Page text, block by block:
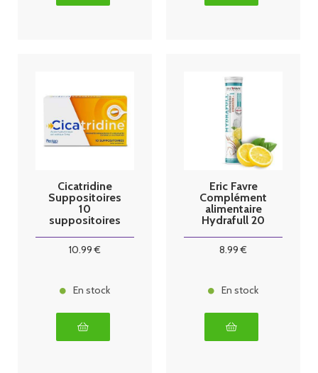
Cicatridine
Suppositoires
10
suppositoires
10.99 €
En stock
Eric Favre
Complément
alimentaire
Hydrafull 20
8.99 €
En stock